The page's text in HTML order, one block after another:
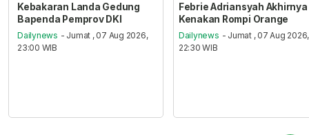
Kebakaran Landa Gedung
Bapenda Pemprov DKI
Dailynews - Jumat , 07 Aug 2026,
23:00 WIB
Febrie Adriansyah Akhirnya
Kenakan Rompi Orange
Dailynews - Jumat , 07 Aug 2026,
22:30 WIB